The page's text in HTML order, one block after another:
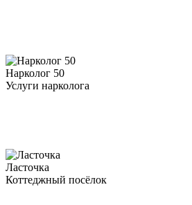
Нарколог 50
Услуги нарколога
Ласточка
Коттеджный посёлок